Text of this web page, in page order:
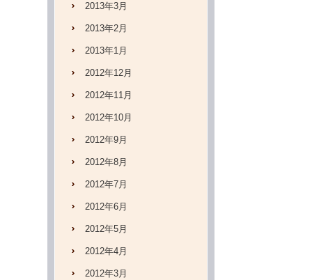
2013年3月
2013年2月
2013年1月
2012年12月
2012年11月
2012年10月
2012年9月
2012年8月
2012年7月
2012年6月
2012年5月
2012年4月
2012年3月